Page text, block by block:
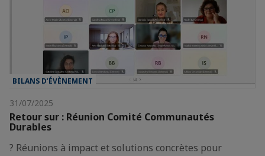
BILANS D’ÉVÈNEMENT
31/07/2025
Retour sur : Réunion Comité Communautés
Durables
? Réunions à impact et solutions concrètes pour